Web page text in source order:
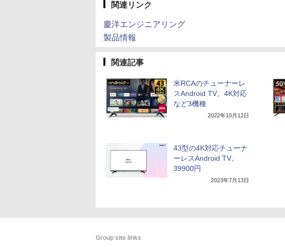
関連リンク
慶洋エンジニアリング
製品情報
関連記事
米RCAのチューナーレ
スAndroid TV。4K対応
など3機種
2022年10月12日
43型の4K対応チューナ
ーレスAndroid TV。
39900円
2023年7月13日
Group site links